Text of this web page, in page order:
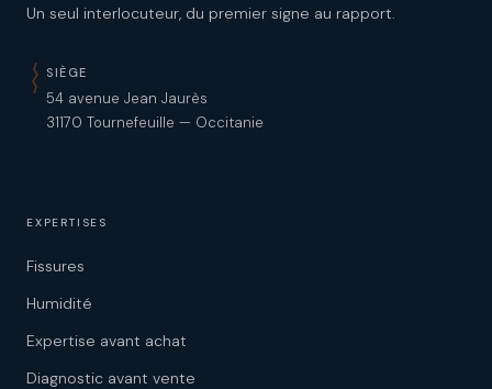
Un seul interlocuteur, du premier signe au rapport.
SIÈGE
54 avenue Jean Jaurès
31170 Tournefeuille — Occitanie
EXPERTISES
Fissures
Humidité
Expertise avant achat
Diagnostic avant vente